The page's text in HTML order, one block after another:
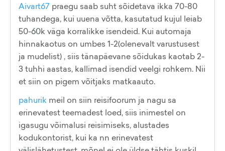
Aivart67 praegu saab suht sõidetava ikka 70-80
tuhandega, kui uuena võtta, kasutatud kujul leiab
50-60k väga korralikke isendeid. Kui automaja
hinnakaotus on umbes 1-2(olenevalt varustusest
ja mudelist) , siis tänapäevane sõidukas kaotab 2-
3 tuhhi aastas, kallimad isendid veelgi rohkem. Nii
et siin on pigem võitjaks matkaauto.
pahurik meil on siin reisifoorum ja nagu sa
erinevatest teemadest loed, siis inimestel on
igasugu võimalusi reisimiseks, alustades
kodukontorist, kui ka nn erinevatest